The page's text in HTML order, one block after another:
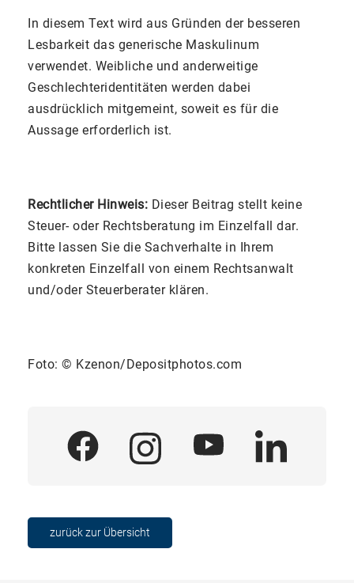
In diesem Text wird aus Gründen der besseren
Lesbarkeit das generische Maskulinum
verwendet. Weibliche und anderweitige
Geschlechteridentitäten werden dabei
ausdrücklich mitgemeint, soweit es für die
Aussage erforderlich ist.
Rechtlicher Hinweis: Dieser Beitrag stellt keine
Steuer- oder Rechtsberatung im Einzelfall dar.
Bitte lassen Sie die Sachverhalte in Ihrem
konkreten Einzelfall von einem Rechtsanwalt
und/oder Steuerberater klären.
Foto: © Kzenon/Depositphotos.com
zurück zur Übersicht